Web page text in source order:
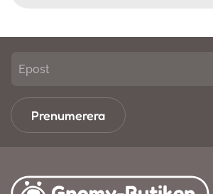
Prenumerera